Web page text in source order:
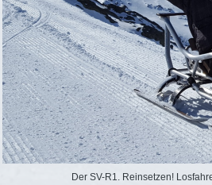
Der SV-R1. Reinsetzen!